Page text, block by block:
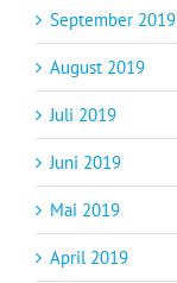
September 2019
August 2019
Juli 2019
Juni 2019
Mai 2019
April 2019